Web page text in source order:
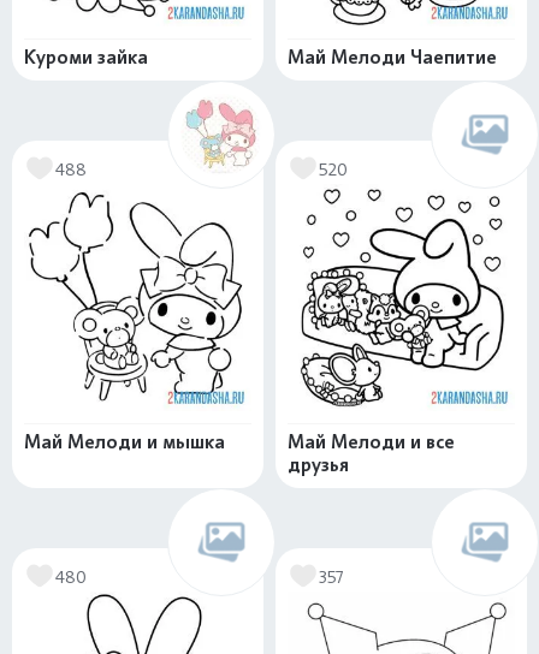
Куроми зайка Май Мелоди Чаепитие
488
Май Мелоди и мышка
520
Май Мелоди и все
друзья
480 357